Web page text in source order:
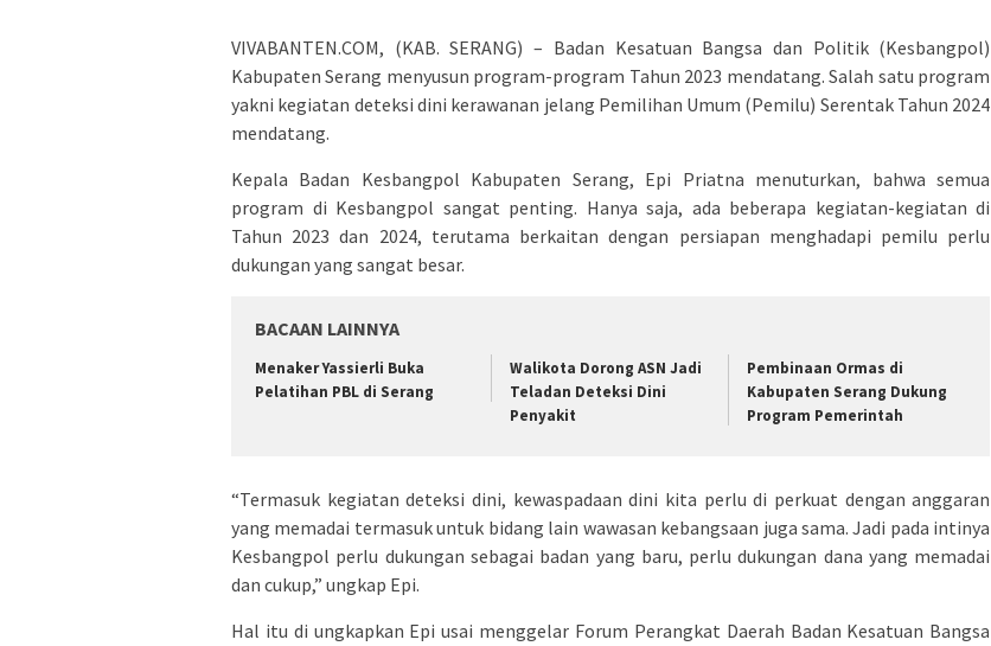
VIVABANTEN.COM, (KAB. SERANG) – Badan Kesatuan Bangsa dan Politik (Kesbangpol)
Kabupaten Serang menyusun program-program Tahun 2023 mendatang. Salah satu program
yakni kegiatan deteksi dini kerawanan jelang Pemilihan Umum (Pemilu) Serentak Tahun 2024
mendatang.
Kepala Badan Kesbangpol Kabupaten Serang, Epi Priatna menuturkan, bahwa semua
program di Kesbangpol sangat penting. Hanya saja, ada beberapa kegiatan-kegiatan di
Tahun 2023 dan 2024, terutama berkaitan dengan persiapan menghadapi pemilu perlu
dukungan yang sangat besar.
BACAAN LAINNYA
Menaker Yassierli Buka
Pelatihan PBL di Serang
Walikota Dorong ASN Jadi
Teladan Deteksi Dini
Penyakit
Pembinaan Ormas di
Kabupaten Serang Dukung
Program Pemerintah
“Termasuk kegiatan deteksi dini, kewaspadaan dini kita perlu di perkuat dengan anggaran
yang memadai termasuk untuk bidang lain wawasan kebangsaan juga sama. Jadi pada intinya
Kesbangpol perlu dukungan sebagai badan yang baru, perlu dukungan dana yang memadai
dan cukup,” ungkap Epi.
Hal itu di ungkapkan Epi usai menggelar Forum Perangkat Daerah Badan Kesatuan Bangsa